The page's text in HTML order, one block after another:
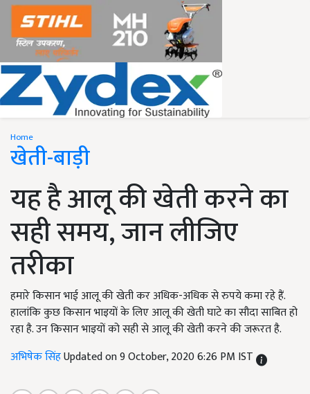
Home
खेती-बाड़ी
यह है आलू की खेती करने का
सही समय, जान लीजिए
तरीका
हमारे किसान भाई आलू की खेती कर अधिक-अधिक से रुपये कमा रहे हैं.
हालांकि कुछ किसान भाइयों के लिए आलू की खेती घाटे का सौदा साबित हो
रहा है. उन किसान भाइयों को सही से आलू की खेती करने की जरूरत है.
अभिषेक सिंहUpdated on 9 October, 2020 6:26 PM IST